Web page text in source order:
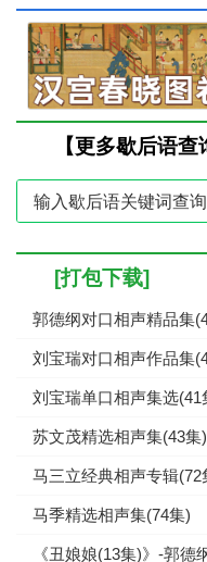
【更多歇后语查
[打包下载]
郭德纲对口相声精品集
刘宝瑞对口相声作品集
刘宝瑞单口相声集选(41
苏文茂精选相声集(43集)
马三立经典相声专辑(72
马季精选相声集(74集)
《丑娘娘(13集)》-郭德